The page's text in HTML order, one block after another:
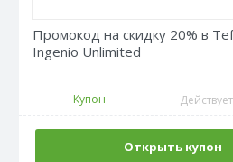
Промокод на скидку 20% в
Ingenio Unlimited
Купон Действует
Открыть купон